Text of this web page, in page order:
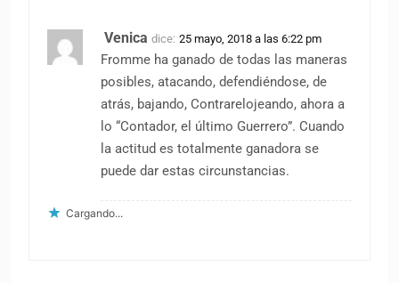
Venica dice: 25 mayo, 2018 a las 6:22 pm
Fromme ha ganado de todas las maneras
posibles, atacando, defendiéndose, de
atrás, bajando, Contrarelojeando, ahora a
lo “Contador, el último Guerrero”. Cuando
la actitud es totalmente ganadora se
puede dar estas circunstancias.
Cargando...